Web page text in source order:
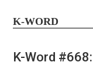
K-WORD
K-Word